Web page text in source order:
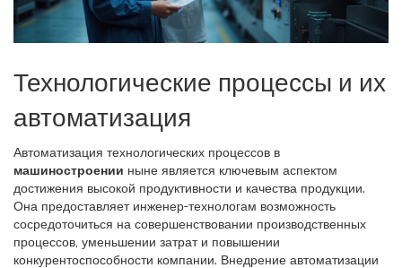
Технологические процессы и их
автоматизация
Автоматизация технологических процессов в
машиностроении ныне является ключевым аспектом
достижения высокой продуктивности и качества продукции.
Она предоставляет инженер-технологам возможность
сосредоточиться на совершенствовании производственных
процессов, уменьшении затрат и повышении
конкурентоспособности компании. Внедрение автоматизации